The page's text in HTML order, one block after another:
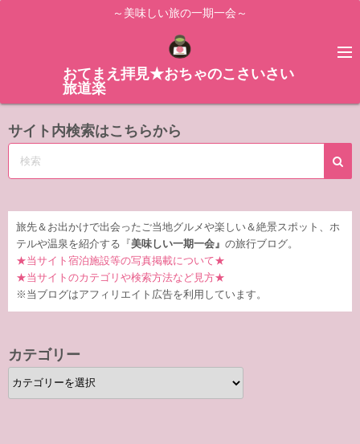
ス
ッ
～美味しい旅の一期一会～
おてまえ拝見★おちゃのこさいさい
旅道楽
サイト内検索はこちらから
旅先＆お出かけで出会ったご当地グルメや楽しい＆絶景スポット、ホ
テルや温泉を紹介する『 美味しい一期一会』 の旅行ブログ。
★当サイト宿泊施設等の写真掲載について★
★当サイトのカテゴリや検索方法など見方★
※当ブログはアフィリエイト広告を利用しています。
カテゴリー
カ
テ